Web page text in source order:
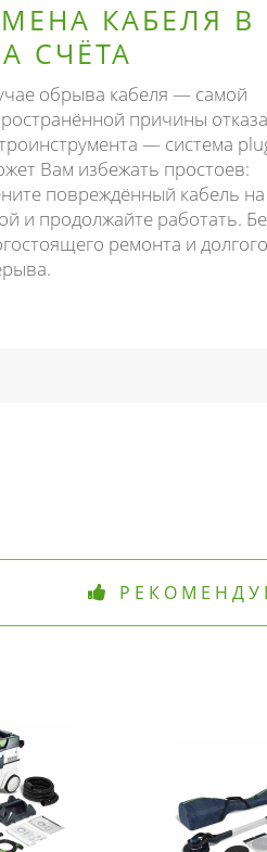
КАБЕЛЯ В
СЧЁТА
обрыва кабеля — самой
причины отказа
— система
Вам избежать простоев:
повреждённый кабель на
и продолжайте работать.
ремонта и долгого